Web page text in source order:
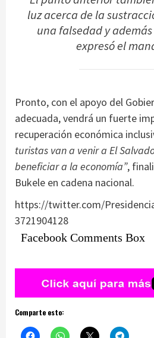
luz acerca de la
una falsedad y además
expresó el
Pronto, con el apoyo del
adecuada, vendrá un fuerte
recuperación económica
turistas van a venir a El
beneficiar a la economía”,
Bukele en cadena nacional.
https://twitter.com/
3721904128
Facebook Comments Box
Comparte esto: